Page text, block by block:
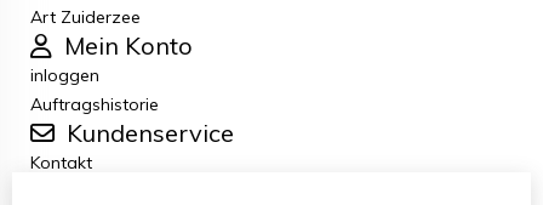
Art Zuiderzee
Mein Konto
inloggen
Auftragshistorie
Kundenservice
Kontakt